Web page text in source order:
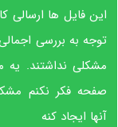
این فایل ها ارسالی
توجه به بررسی
مشکلی نداشتند. یه
صفحه فکر نکنم
آنها ایجاد کنه